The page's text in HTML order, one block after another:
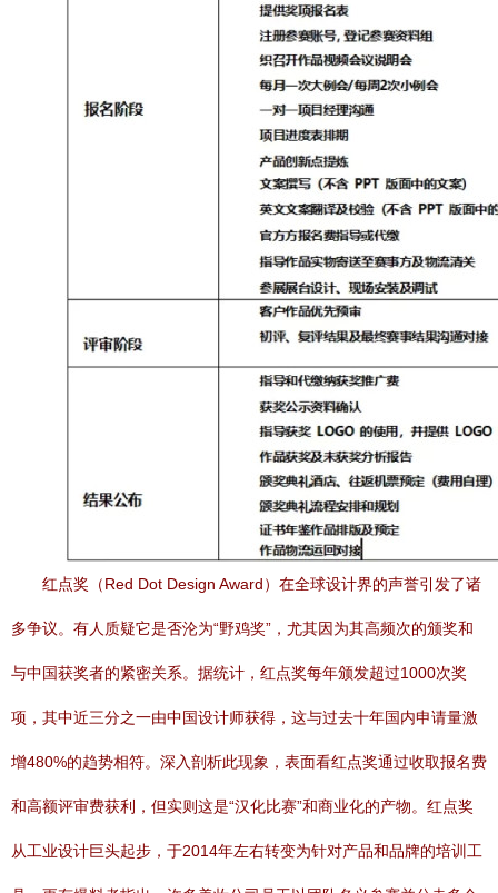
红点奖（Red Dot Design Award）在全球设计界的声誉引发了诸
多争议。有人质疑它是否沦为“野鸡奖”，尤其因为其高频次的颁奖和
与中国获奖者的紧密关系。据统计，红点奖每年颁发超过1000次奖
项，其中近三分之一由中国设计师获得，这与过去十年国内申请量激
增480%的趋势相符。深入剖析此现象，表面看红点奖通过收取报名费
和高额评审费获利，但实则这是“汉化比赛”和商业化的产物。红点奖
从工业设计巨头起步，于2014年左右转变为针对产品和品牌的培训工